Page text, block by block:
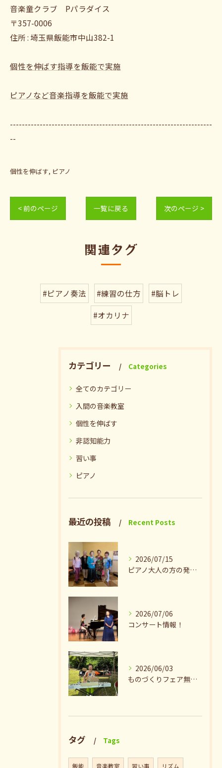
音楽童クラブ Pパラダイス
〒357-0006
住所 : 埼玉県飯能市中山382-1
個性を伸ばす指導を飯能で実施
ピアノなど音楽指導を飯能で実施
--------------------------------------------------------------------
--
個性を伸ばす ピアノ
< 前のページ 一覧に戻る 次のページ >
関連タグ
#ピアノ奏法 #練習の仕方
#脳トレ
#オカリナ
カテゴリー Categories
全てのカテゴリー
入間の音楽教室
個性を伸ばす
非認知能力
習い事
ピアノ
最近の投稿 Recent Posts
2026/07/15
ピアノ大人の方の発表会兼ねたお茶会🎵
2026/07/06
コンサート情報！
2026/06/03
ものづくりフェア無事終了♪ありがとうございました。
タグ Tags
飯能 音楽教室 習い事 リズム